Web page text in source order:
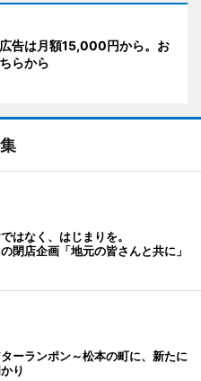
告は月額15,000円から。お
らから
はなく、はじまりを。
閉店企画「地元の皆さんと共に」
ーランポン～松本の町に、新たに
り